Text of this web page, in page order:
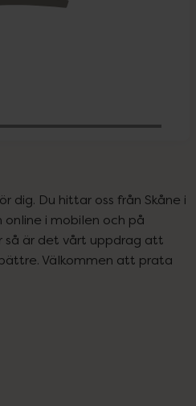
dig. Du hittar oss från Skåne i
online i mobilen och på
så är det vårt uppdrag att
Välkommen att prata